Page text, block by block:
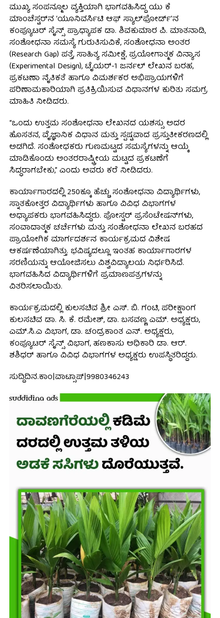
ಮುಖ್ಯ ಸಂಪನ್ಮೂಲ ವ್ಯಕ್ತಿಯಾಗಿ ಭಾಗವಹಿಸಿದ್ದ ಯು ಕೆ
ಮಾಂಚೆಸ್ಟರ್‌ನ ‘ಯೂನಿವರ್ಸಿಟಿ ಆಫ್ ಸ್ಯಾಲ್‌ಫೋರ್ಡ್’ನ
ಕಂಪ್ಯೂಟರ್ ಸೈನ್ಸ್ ಪ್ರಾಧ್ಯಾಪಕ ಡಾ. ಶಿವಕುಮಾರ ಪಿ. ಮಾತನಾಡಿ,
ಸಂಶೋಧನಾ ಸಮಸ್ಯೆ ಗುರುತಿಸುವಿಕೆ, ಸಂಶೋಧನಾ ಅಂತರ
(Research Gap) ಪತ್ತೆ, ಸಾಹಿತ್ಯ ಸಮೀಕ್ಷೆ, ಪ್ರಯೋಗಾತ್ಮಕ ವಿನ್ಯಾಸ
(Experimental Design), ಟೈಯರ್-1 ಜರ್ನಲ್ ಲೇಖನ ಬರಹ,
ಪ್ರಕಟಣಾ ನೈತಿಕತೆ ಹಾಗೂ ವಿಮರ್ಶಕರ ಅಭಿಪ್ರಾಯಗಳಿಗೆ
ಪರಿಣಾಮಕಾರಿಯಾಗಿ ಪ್ರತಿಕ್ರಿಯಿಸುವ ವಿಧಾನಗಳ ಕುರಿತು ಸಮಗ್ರ
ಮಾಹಿತಿ ನೀಡಿದರು.
“ಒಂದು ಉತ್ತಮ ಸಂಶೋಧನಾ ಲೇಖನದ ಯಶಸ್ಸು ಅದರ
ಹೊಸತನ, ವೈಜ್ಞಾನಿಕ ವಿಧಾನ ಮತ್ತು ಸ್ಪಷ್ಟವಾದ ಪ್ರಸ್ತುತೀಕರಣದಲ್ಲಿ
ಅಡಗಿದೆ. ಸಂಶೋಧಕರು ಗುಣಮಟ್ಟದ ಸಮಸ್ಯೆಗಳನ್ನು ಆಯ್ಕೆ
ಮಾಡಿಕೊಂಡು ಅಂತರರಾಷ್ಟ್ರೀಯ ಮಟ್ಟದ ಪ್ರಕಟಣೆಗೆ
ಸಿದ್ಧರಾಗಬೇಕು,” ಎಂದು ಅವರು ಕರೆ ನೀಡಿದರು.
ಕಾರ್ಯಾಗಾರದಲ್ಲಿ 250ಕ್ಕೂ ಹೆಚ್ಚು ಸಂಶೋಧನಾ ವಿದ್ಯಾರ್ಥಿಗಳು,
ಸ್ನಾತಕೋತ್ತರ ವಿದ್ಯಾರ್ಥಿಗಳು ಹಾಗೂ ವಿವಿಧ ವಿಭಾಗಗಳ
ಅಧ್ಯಾಪಕರು ಭಾಗವಹಿಸಿದ್ದರು. ಪೋಸ್ಟರ್ ಪ್ರಸೆಂಟೇಷನ್‌ಗಳು,
ಸಂವಾದಾತ್ಮಕ ಚರ್ಚೆಗಳು ಮತ್ತು ಸಂಶೋಧನಾ ಲೇಖನ ಬರಹದ
ಪ್ರಾಯೋಗಿಕ ಮಾರ್ಗದರ್ಶನ ಕಾರ್ಯಕ್ರಮದ ವಿಶೇಷ
ಆಕರ್ಷಣೆಯಾಗಿತ್ತು. ಭವಿಷ್ಯದಲ್ಲೂ ಇಂತಹ ಕಾರ್ಯಾಗಾರಗಳ
ಸರಣಿಯನ್ನು ಆಯೋಜಿಸಲು ವಿಶ್ವವಿದ್ಯಾಲಯ ನಿರ್ಧರಿಸಿದೆ.
ಭಾಗವಹಿಸಿದ ವಿದ್ಯಾರ್ಥಿಗಳಿಗೆ ಪ್ರಮಾಣಪತ್ರಗಳನ್ನು
ವಿತರಿಸಲಾಯಿತು.
ಕಾರ್ಯಕ್ರಮದಲ್ಲಿ ಕುಲಸಚಿವ ಶ್ರೀ ಎಸ್. ಬಿ. ಗಂಟಿ, ಪರೀಕ್ಷಾಂಗ
ಕುಲಸಚಿವ ಡಾ. ಸಿ. ಕೆ. ರಮೇಶ್, ಡಾ. ಬಸವಣ್ಣ ಎಮ್. ಅಧ್ಯಕ್ಷರು,
ಎಮ್.ಸಿ.ಎ ವಿಭಾಗ, ಡಾ. ಚಂದ್ರಕಾಂತ ಎನ್. ಅಧ್ಯಕ್ಷರು,
ಕಂಪ್ಯೂಟರ್ ಸೈನ್ಸ್ ವಿಭಾಗ, ಹಣಕಾಸು ಅಧಿಕಾರಿ ಡಾ. ಆರ್.
ಶಶಿಧರ್ ಹಾಗೂ ವಿವಿಧ ವಿಭಾಗಗಳ ಅಧ್ಯಕ್ಷರು ಉಪಸ್ಥಿತರಿದ್ದರು.
ಸುದ್ದಿದಿನ.ಕಾಂ|ವಾಟ್ಸಾಪ್|9980346243